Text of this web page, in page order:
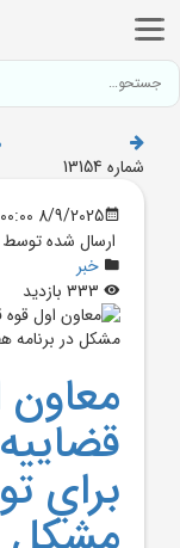
شماره 13154
8/9/2025 12:00:00 AM
ارسال شده توسط
خبر
معاون
براي